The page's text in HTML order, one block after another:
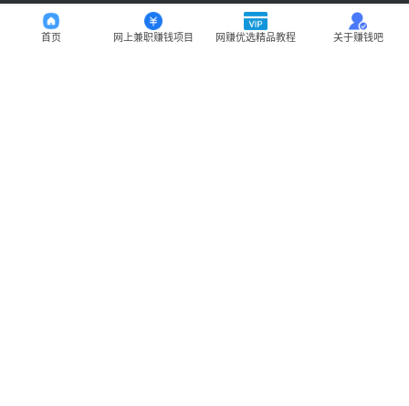
首页 网上兼职赚钱项目 网赚优选精品教程 关于赚钱吧